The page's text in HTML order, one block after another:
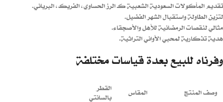
تقديم المأكولات السعودية الشعبية كـ الرز الحساوي، الفريك، البرياني.
لتزين الطاولة واستقبال الشهر الفضيل.
مثالي لنقصات الرمضانية للأهل والأصجقاء.
هدية تذكارية لمحبي الأواني التراثية.
وفرناه للبيع بعدة قياسات مختلفة
وصف المنتج المقاس
القطر
بالسانتي